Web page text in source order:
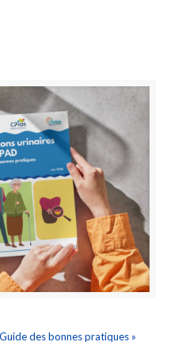
des bonnes pratiques »